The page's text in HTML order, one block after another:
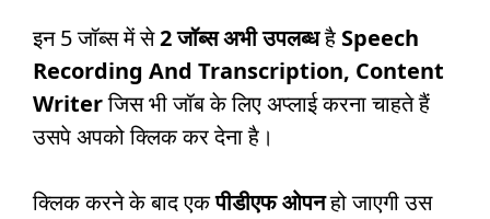
इन 5 जॉब्स में से2 जॉब्स अभी उपलब्धहै Speech
Recording And Transcription, Content
Writerजिस भी जॉब के लिए अप्लाई करना चाहते हैं
उसपे अपको क्लिक कर देना है।
क्लिक करने के बाद एकपीडीएफ ओपनहो जाएगी उस